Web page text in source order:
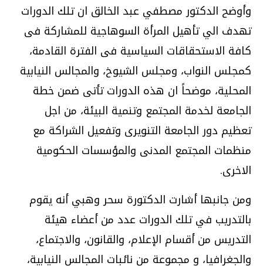
وأوضح الدكتور مصطفي عبد الخالق ان تلك الدورات
تهدف الي تأهيل المرأة السوهاجية للمشاركة فى
كافة الاستحقاقات السياسية فى الفترة القادمة،
كمجلس النواب، ومجلس الشيوخ، والمجالس النيابية
المحلية، موضحاً ان هذه الدورات تأتى ضمن خطة
الجامعة لخدمة المجتمع وتنمية البيئة، من اجل
تعظيم دور الجامعة التنويرى وتفعيل الشراكة مع
منظمات المجتمع المدنى والمؤسسات الحكومية
الاخرى.
ومن جانبها أشارت الدكتورة سحر وهبي أنه يقوم
بالتدريب في تلك الدورات عدد من أعضاء هيئة
التدريس من أقسام الإعلام، والقانون، والاجتماع،
والجغرافيا، و مجموعة من نائبات المجالس النيابية،